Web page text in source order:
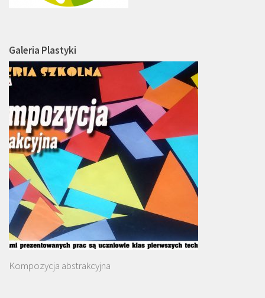
Galeria Plastyki
Kompozycja abstrakcyjna